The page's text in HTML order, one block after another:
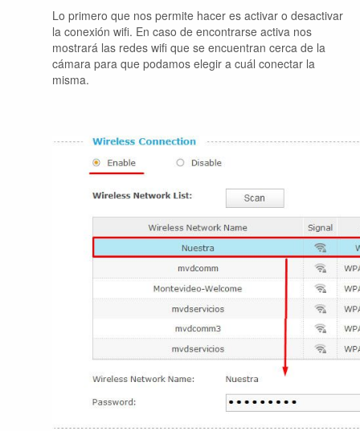
Lo primero que nos permite hacer es activar o desactivar
la conexión wifi. En caso de encontrarse activa nos
mostrará las redes wifi que se encuentran cerca de la
cámara para que podamos elegir a cuál conectar la
misma.